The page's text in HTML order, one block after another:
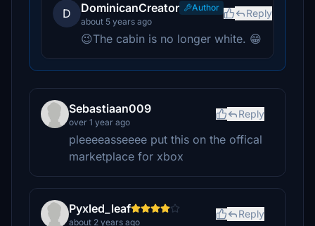
D DominicanCreator
Author
about 5 years ago
Reply
😉The cabin is no longer white. 😁
Sebastiaan009
over 1 year ago
Reply
pleeeeasseeee put this on the offical
marketplace for xbox
Pyxled_leaf
about 2 years ago
Reply